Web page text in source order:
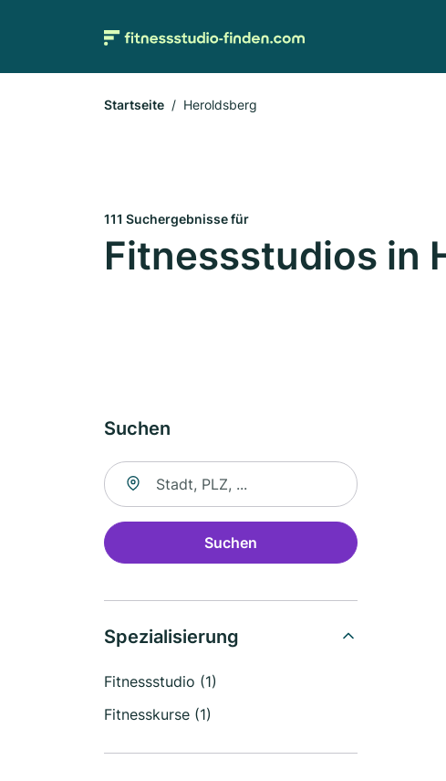
Startseite Heroldsberg
111 Suchergebnisse für
Fitnessstudios in
Suchen
Suche nach Ort
Suchen
Spezialisierung
Fitnessstudio (1)
Fitnesskurse (1)